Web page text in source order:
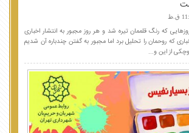
ق.ظ
که رنگ قلممان تیره شد و هر روز مجبور به انتشار اخباری
که روحمان را تحلیل برد اما مجبور به گفتن چندباره آن شدیم
از این و...